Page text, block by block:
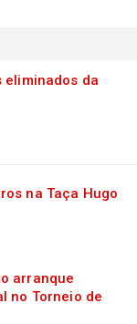
eliminados da
na Taça Hugo
arranque
no Torneio de